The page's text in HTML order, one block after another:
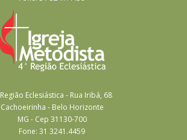
Região Eclesiástica - Rua Iribá, 68
Cachoeirinha - Belo Horizonte
MG - Cep 31130-700
Fone: 31 3241.4459